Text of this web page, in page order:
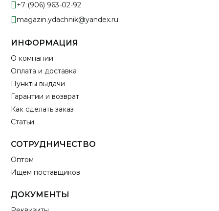
+7 (906) 963-02-92
magazin.ydachnik@yandex.ru
ИНФОРМАЦИЯ
О компании
Оплата и доставка
Пункты выдачи
Гарантии и возврат
Как сделать заказ
Статьи
СОТРУДНИЧЕСТВО
Оптом
Ищем поставщиков
ДОКУМЕНТЫ